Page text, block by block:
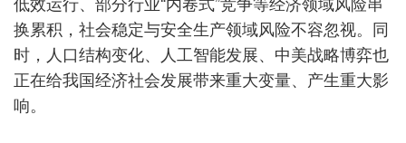
换累积，社会稳定与安全生产领域风险不容忽视。同
时，人口结构变化、人工智能发展、中美战略博弈也
正在给我国经济社会发展带来重大变量、产生重大影
响。